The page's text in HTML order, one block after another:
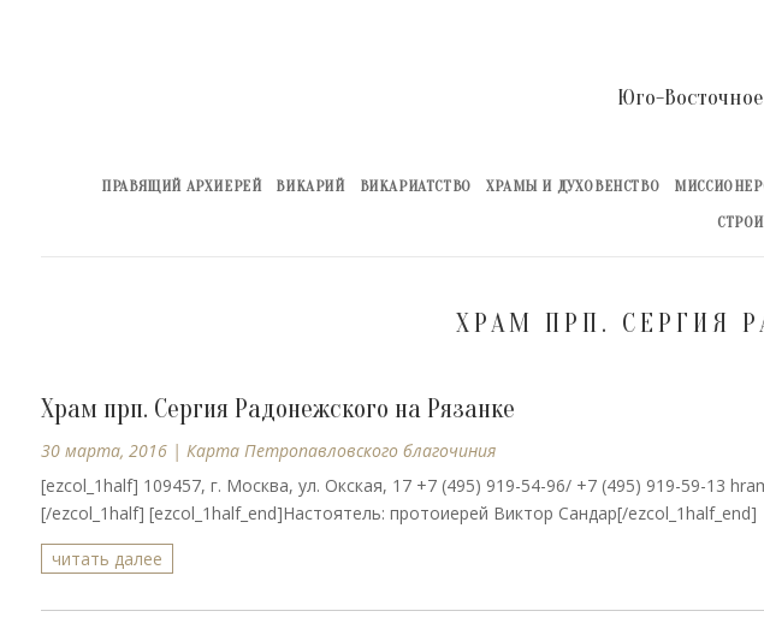
Юго-
ПРАВЯЩИЙ АРХИЕРЕЙ ВИКАРИЙ ВИКАРИАТСТВО ХРАМЫ И ДУХОВЕНСТВО
ХРАМ ПРП. СЕРГИЯ
Храм прп. Сергия Радонежского на Рязанке
30 марта, 2016| Карта Петропавловского благочиния
[ezcol_1half] 109457, г. Москва, ул. Окская, 17 +7 (495) 919-54-96/ +7 (495) 919-59-13
[/ezcol_1half] [ezcol_1half_end]Настоятель: протоиерей Виктор Сандар[/
читать далее